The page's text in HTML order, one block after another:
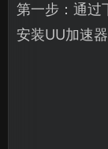
第一步：通过
安装UU加速器